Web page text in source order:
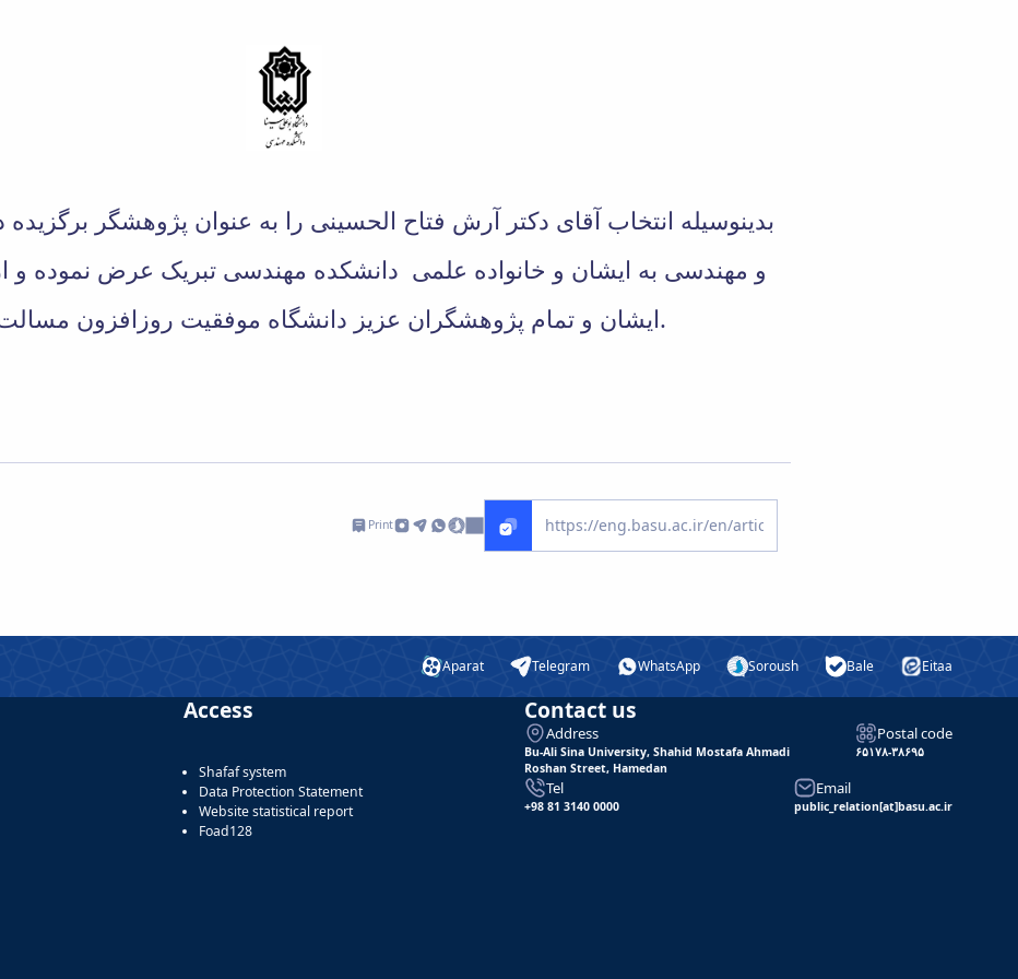
بدینوسیله انتخاب آقای دکتر آرش فتاح الحسینی را به عنوان پژوهشگر
و مهندسی به ایشان و خانواده علمی دانشکده مهندسی تبریک عرض نموده و
ایشان و تمام پژوهشگران عزیز دانشگاه موفقیت روزافزون مسالت می نماید.
Print
Aparat Telegram WhatsApp Soroush Bale Eitaa
Access
Shafaf system
Data Protection Statement
Website statistical report
Foad128
Contact us
Address
Bu-Ali Sina University, Shahid Mostafa Ahmadi
Roshan Street, Hamedan
Postal code
۶۵۱۷۸-۳۸۶۹۵
Tel
+98 81 3140 0000
Email
public_relation[at]basu.ac.ir